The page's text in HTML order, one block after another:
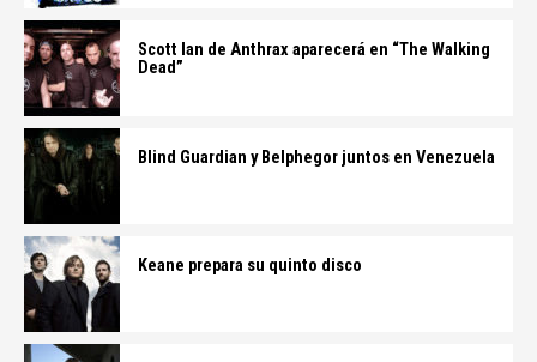
Scott Ian de Anthrax aparecerá en “The Walking
Dead”
Blind Guardian y Belphegor juntos en Venezuela
Keane prepara su quinto disco